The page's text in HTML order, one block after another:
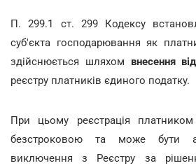
П. 299.1 ст. 299 Кодексу
суб'єкта господарювання як
здійснюється шляхом внесення
реєстру платників єдиного податку.
При цьому реєстрація
безстроковою та може бути
виключення з Реєстру за